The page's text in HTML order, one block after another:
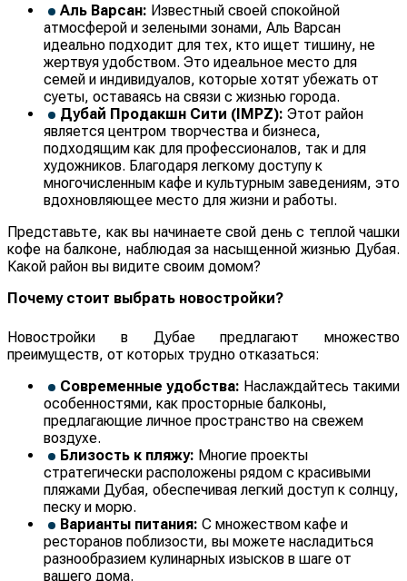
Аль Варсан: Известный своей спокойной
атмосферой и зелеными зонами, Аль Варсан
идеально подходит для тех, кто ищет тишину, не
жертвуя удобством. Это идеальное место для
семей и индивидуалов, которые хотят убежать от
суеты, оставаясь на связи с жизнью города.
Дубай Продакшн Сити (IMPZ): Этот район
является центром творчества и бизнеса,
подходящим как для профессионалов, так и для
художников. Благодаря легкому доступу к
многочисленным кафе и культурным заведениям, это
вдохновляющее место для жизни и работы.
Представьте, как вы начинаете свой день с теплой чашки
кофе на балконе, наблюдая за насыщенной жизнью Дубая.
Какой район вы видите своим домом?
Почему стоит выбрать новостройки?
Новостройки в Дубае предлагают множество
преимуществ, от которых трудно отказаться:
Современные удобства: Наслаждайтесь такими
особенностями, как просторные балконы,
предлагающие личное пространство на свежем
воздухе.
Близость к пляжу: Многие проекты
стратегически расположены рядом с красивыми
пляжами Дубая, обеспечивая легкий доступ к солнцу,
песку и морю.
Варианты питания: С множеством кафе и
ресторанов поблизости, вы можете насладиться
разнообразием кулинарных изысков в шаге от
вашего дома.